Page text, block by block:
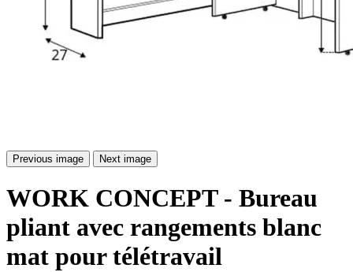
Previous image Next image
WORK CONCEPT - Bureau
pliant avec rangements blanc
mat pour télétravail